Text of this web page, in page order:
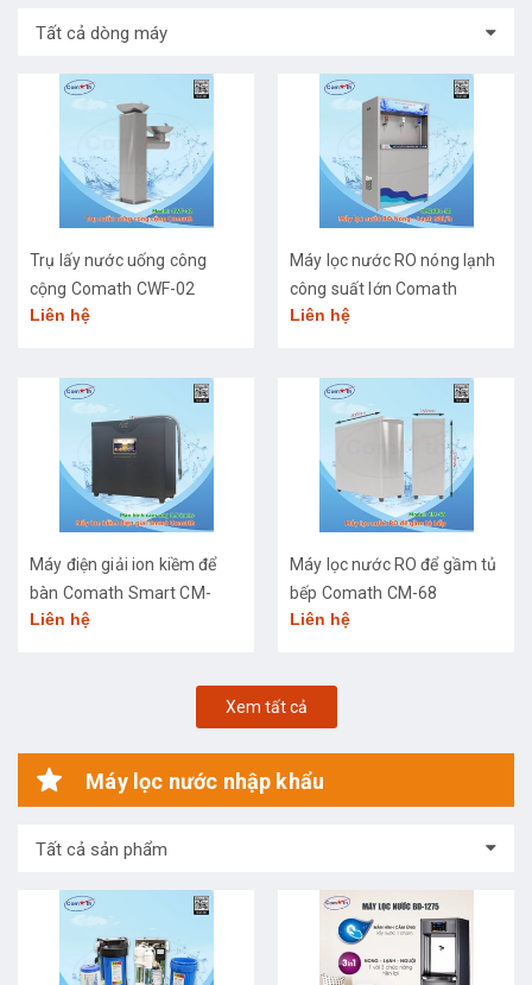
Tất cả dòng máy
Trụ lấy nước uống công
cộng Comath CWF-02
Liên hệ
Máy lọc nước RO nóng lạnh
công suất lớn Comath
CM2681-50
Liên hệ
Máy điện giải ion kiềm để
bàn Comath Smart CM-
3668
Liên hệ
Máy lọc nước RO để gầm tủ
bếp Comath CM-68
Liên hệ
Xem tất cả
Máy lọc nước nhập khẩu
Tất cả sản phẩm